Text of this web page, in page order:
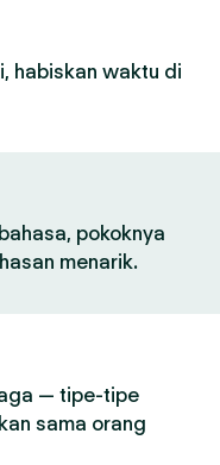
habiskan waktu di
pokoknya
menarik.
— tipe-tipe
sama orang